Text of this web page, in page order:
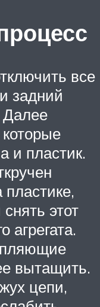
все
задний
и пластик.
этот
агрегата.
вытащить.
цепи,